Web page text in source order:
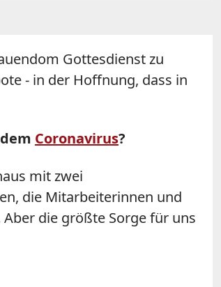
Gottesdienst zu
- in der Hoffnung, dass in
Coronavirus?
mit zwei
die Mitarbeiterinnen und
die größte Sorge für uns